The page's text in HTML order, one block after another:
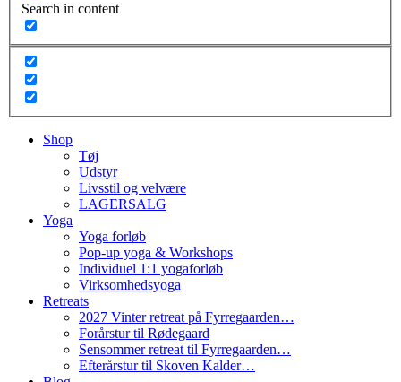
Search in content
Shop
Tøj
Udstyr
Livsstil og velvære
LAGERSALG
Yoga
Yoga forløb
Pop-up yoga & Workshops
Individuel 1:1 yogaforløb
Virksomhedsyoga
Retreats
2027 Vinter retreat på Fyrregaarden…
Forårstur til Rødegaard
Sensommer retreat til Fyrregaarden…
Efterårstur til Skoven Kalder…